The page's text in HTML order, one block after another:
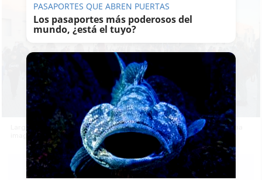
Largas colas esta tarde en el centro de salud de La Milagrosa en una
imagen de archivo.
RUBÉN
PASAPORTES QUE ABREN PUERTAS
Los pasaportes más poderosos del
mundo, ¿está el tuyo?